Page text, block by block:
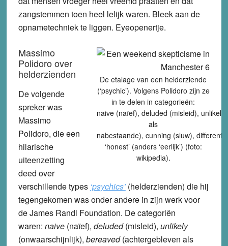
zangstemmen toen heel lelijk waren. Bleek aan de
opnametechniek te liggen. Eyeopenertje.
De etalage van een helderziende
(‘psychic’). Volgens Polidoro zijn ze
in te delen in categorieën:
naive (naïef), deluded (misleid),
als
nabestaande), cunning (sluw), differently
‘honest’ (anders ‘eerlijk’) (foto:
wikipedia).
Massimo
Polidoro over
helderzienden
De volgende
spreker was
Massimo
Polidoro, die een
hilarische
uiteenzetting
deed over
verschillende types ‘psychics’(helderzienden) die hij
tegengekomen was onder andere in zijn werk voor
de James Randi Foundation. De categoriën
waren: naive(naïef), deluded(misleid), unlikely
(onwaarschijnlijk), bereaved(achtergebleven als